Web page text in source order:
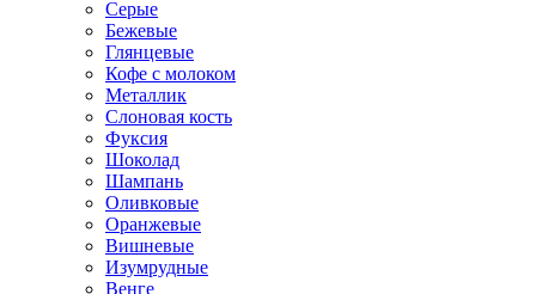
Серые
Бежевые
Глянцевые
Кофе с молоком
Металлик
Слоновая кость
Фуксия
Шоколад
Шампань
Оливковые
Оранжевые
Вишневые
Изумрудные
Венге